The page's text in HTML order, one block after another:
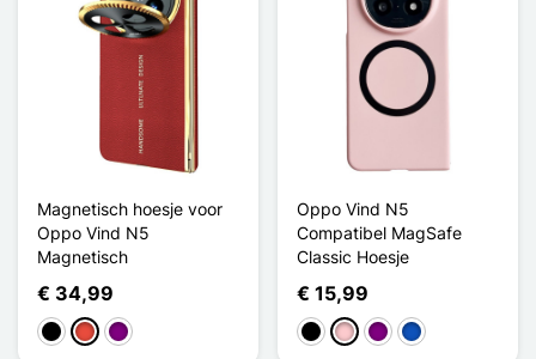
Magnetisch hoesje voor
Oppo Vind N5
Magnetisch
€ 34,99
ZwartRoodPurper
Oppo Vind N5
Compatibel MagSafe
Classic Hoesje
€ 15,99
ZwartRozePurperSaphir